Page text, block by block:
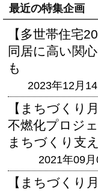
最近の特集企画
【多世帯住宅
同居に高い関
も
2023年12月
【まちづくり
不燃化プロジ
まちづくり支
2021年09
【まちづくり